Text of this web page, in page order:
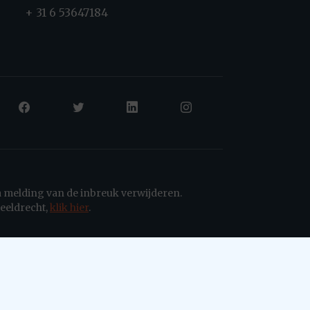
+ 31 6 53647184
melding van de inbreuk verwijderen.
klik hier.